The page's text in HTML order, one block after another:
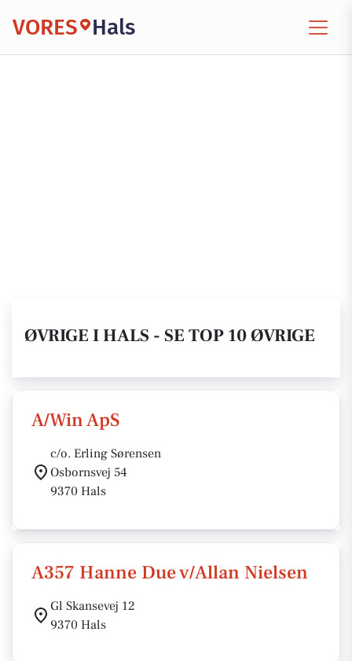
VORES Hals
ØVRIGE I HALS - SE TOP 10 ØVRIGE
A/Win ApS
c/o. Erling Sørensen
Osbornsvej 54
9370 Hals
A357 Hanne Due v/Allan Nielsen
Gl Skansevej 12
9370 Hals